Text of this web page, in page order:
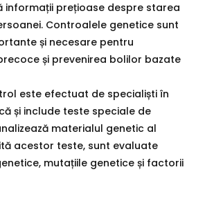
informații prețioase despre starea
Controalele genetice sunt
și necesare pentru
și prevenirea bolilor bazate
este efectuat de specialiști în
și include teste speciale de
materialul genetic al
acestor teste, sunt evaluate
mutațiile genetice și factorii